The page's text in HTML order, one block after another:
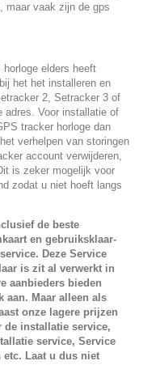
maar vaak zijn de gps
elders heeft
het het installeren en
2, Setracker 3 of
adres. Voor installatie of
tracker horloge dan
verhelpen van storingen
account verwijderen,
is zeker mogelijk voor
zodat u niet hoeft langs
de beste
en gebruiksklaar-
Deze Service
is zit al verwerkt in
aanbieders bieden
aan. Maar alleen als
onze lagere prijzen
de installatie service,
service, Service
Laat u dus niet